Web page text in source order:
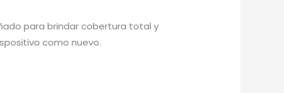
para brindar cobertura total y
como nuevo.